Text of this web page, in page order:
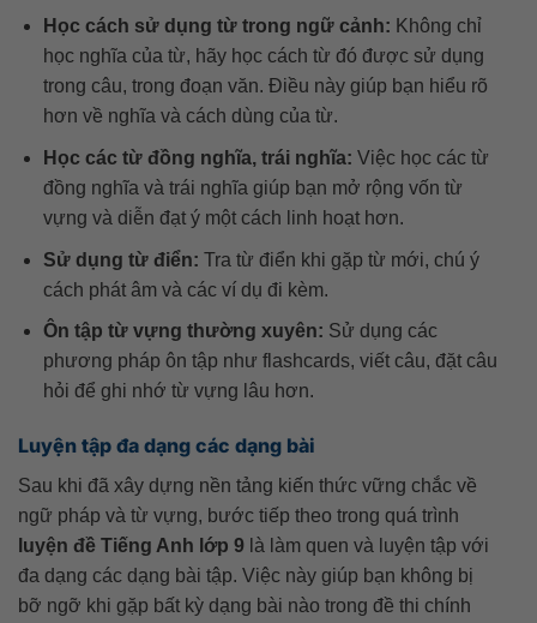
Học cách sử dụng từ trong ngữ cảnh: Không chỉ
học nghĩa của từ, hãy học cách từ đó được sử dụng
trong câu, trong đoạn văn. Điều này giúp bạn hiểu rõ
hơn về nghĩa và cách dùng của từ.
Học các từ đồng nghĩa, trái nghĩa: Việc học các từ
đồng nghĩa và trái nghĩa giúp bạn mở rộng vốn từ
vựng và diễn đạt ý một cách linh hoạt hơn.
Sử dụng từ điển: Tra từ điển khi gặp từ mới, chú ý
cách phát âm và các ví dụ đi kèm.
Ôn tập từ vựng thường xuyên: Sử dụng các
phương pháp ôn tập như flashcards, viết câu, đặt câu
hỏi để ghi nhớ từ vựng lâu hơn.
Luyện tập đa dạng các dạng bài
Sau khi đã xây dựng nền tảng kiến thức vững chắc về
ngữ pháp và từ vựng, bước tiếp theo trong quá trình
luyện đề Tiếng Anh lớp 9 là làm quen và luyện tập với
đa dạng các dạng bài tập. Việc này giúp bạn không bị
bỡ ngỡ khi gặp bất kỳ dạng bài nào trong đề thi chính